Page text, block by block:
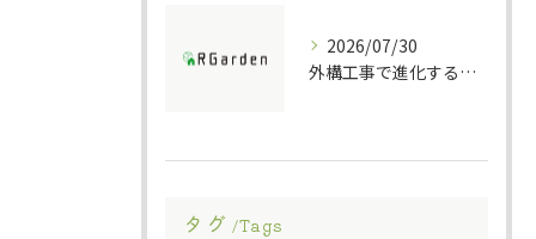
2026/07/30
外構工事で進化する防犯ポストの技術
タグ Tags